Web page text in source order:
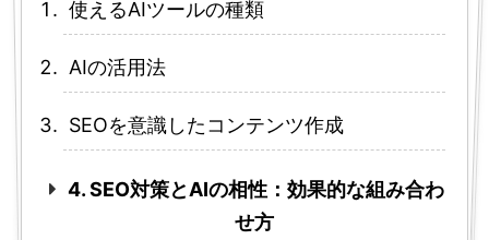
使えるAIツールの種類
AIの活用法
SEOを意識したコンテンツ作成
4. SEO対策とAIの相性：効果的な組み合わ
せ方